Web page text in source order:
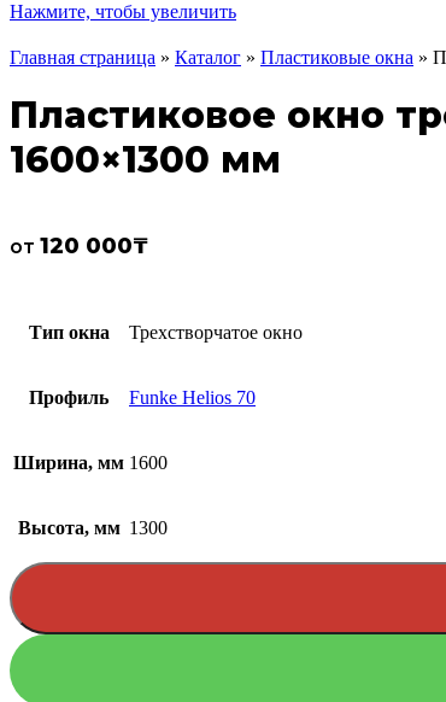
Нажмите, чтобы увеличить
Главная страница » Каталог » Пластиковые окна »
Пластиковое окно
1600×1300 мм
от 120 000₸
Тип окна Трехстворчатое окно
Профиль Funke Helios 70
Ширина, мм 1600
Высота, мм 1300